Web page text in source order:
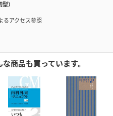
）
るアクセス参照
商品も買っています。